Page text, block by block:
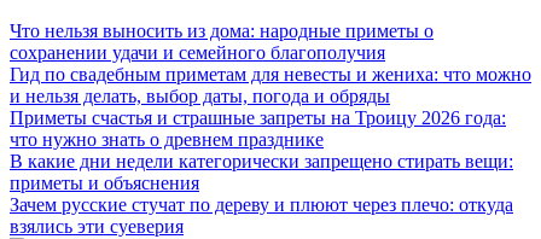
Что нельзя выносить из дома: народные приметы о
сохранении удачи и семейного благополучия
Гид по свадебным приметам для невесты и жениха: что можно
и нельзя делать, выбор даты, погода и обряды
Приметы счастья и страшные запреты на Троицу 2026 года:
что нужно знать о древнем празднике
В какие дни недели категорически запрещено стирать вещи:
приметы и объяснения
Зачем русские стучат по дереву и плюют через плечо: откуда
взялись эти суеверия